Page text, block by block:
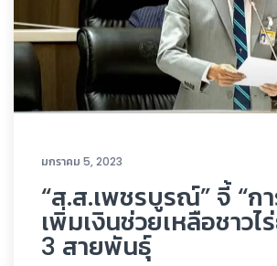
มกราคม 5, 2023
“ส.ส.เพชรบูรณ์” จี้ “ก
เพิ่มเงินช่วยเหลือชาว
3 สายพันธุ์